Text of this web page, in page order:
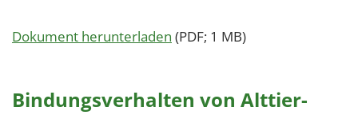
Dokument herunterladen (PDF; 1 MB)
Bindungsverhalten von Alttier-